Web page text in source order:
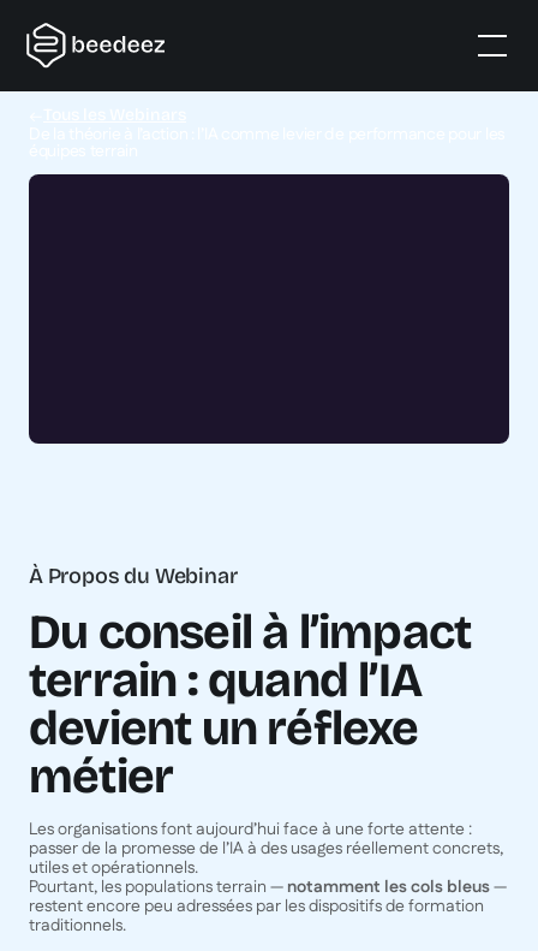
À Propos du Webinar
Du conseil à l’impact
terrain : quand l’IA
devient un réflexe
métier
Les organisations font aujourd’hui face à une forte attente :
passer de la promesse de l’IA à des usages réellement concrets,
utiles et opérationnels.
Pourtant, les populations terrain — notamment les cols bleus—
restent encore peu adressées par les dispositifs de formation
traditionnels.